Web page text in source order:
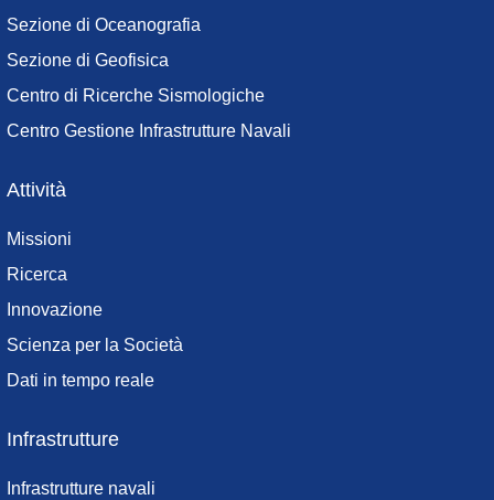
Sezione di Oceanografia
Sezione di Geofisica
Centro di Ricerche Sismologiche
Centro Gestione Infrastrutture Navali
Attività
Missioni
Ricerca
Innovazione
Scienza per la Società
Dati in tempo reale
Infrastrutture
Infrastrutture navali